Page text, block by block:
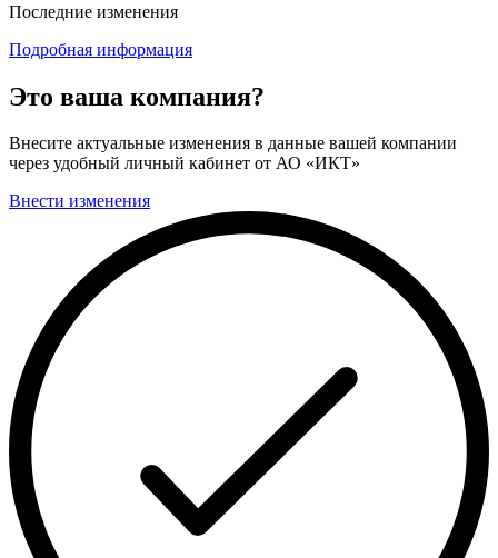
Последние изменения
Подробная информация
Это ваша компания?
Внесите актуальные изменения в данные вашей компании
через удобный личный кабинет от АО «ИКТ»
Внести изменения